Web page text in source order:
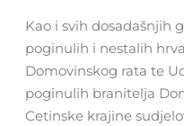
Kao i svih dosadašnjih
poginulih i nestalih
Domovinskog rata te
poginulih branitelja
Cetinske krajine